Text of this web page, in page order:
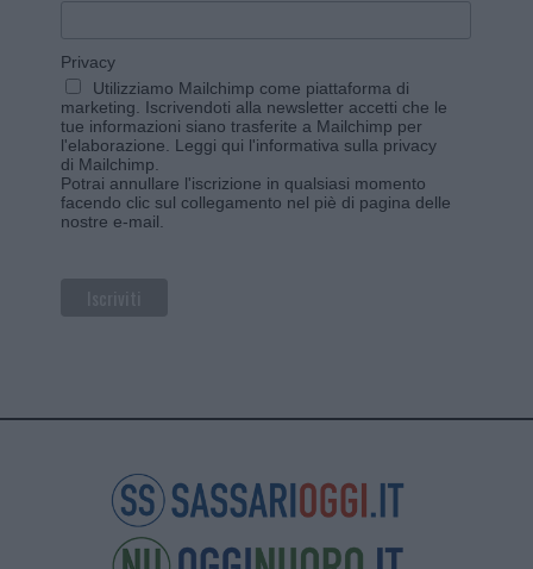
Privacy
Utilizziamo Mailchimp come piattaforma di
marketing. Iscrivendoti alla newsletter accetti che le
tue informazioni siano trasferite a Mailchimp per
l'elaborazione. Leggi qui l'informativa sulla privacy
di Mailchimp
Potrai annullare l'iscrizione in qualsiasi momento
facendo clic sul collegamento nel piè di pagina delle
nostre e-mail.